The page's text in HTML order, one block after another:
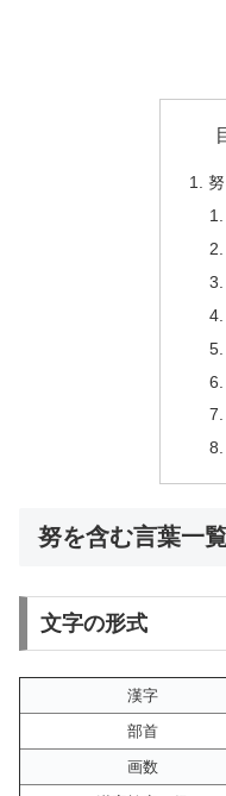
努を含む言葉一
文字の形式
漢字
部首
画数